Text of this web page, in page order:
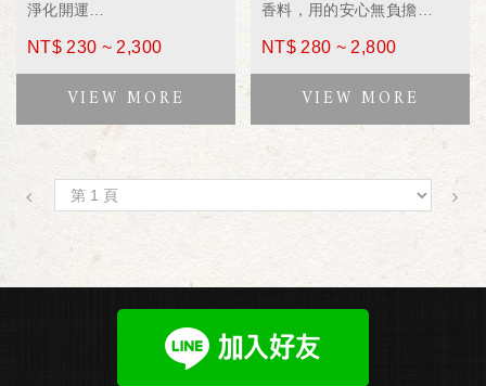
淨化開運
和、餘韻悠長
NT$ 230 ~ 2,300
香料，用的安心無負擔
藥材研磨而成
NT$ 280 ~ 2,800